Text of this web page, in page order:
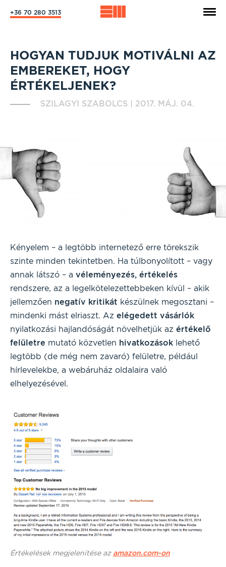
+36 70 280 3513
HOGYAN TUDJUK MOTIVÁLNI AZ
EMBEREKET, HOGY
ÉRTÉKELJENEK?
SZILAGYI SZABOLCS 2017. MÁJ. 04.
Kényelem – a legtöbb internetező erre törekszik
szinte minden tekintetben. Ha túlbonyolított – vagy
annak látszó – a véleményezés, értékelés
rendszere, az a legelkötelezettebbeken kívül – akik
jellemzően negatív kritikát készülnek megosztani –
mindenki mást elriaszt. Az elégedett vásárlók
nyilatkozási hajlandóságát növelhetjük az értékelő
felületre mutató közvetlen hivatkozások lehető
legtöbb (de még nem zavaró) felületre, például
hírlevelekbe, a webáruház oldalaira való
elhelyezésével.
Értékelések megjelenítése az amazon.com-on